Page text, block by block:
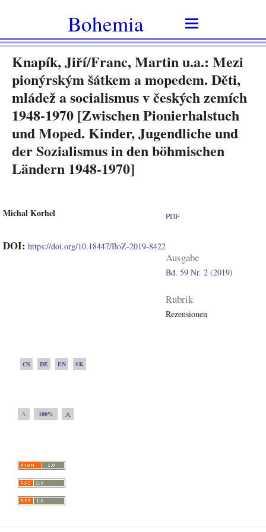
Bohemia
Knapík, Jiří/Franc, Martin u.a.: Mezi
pionýrským šátkem a mopedem. Děti,
mládež a socialismus v českých zemích
1948-1970 [Zwischen Pionierhalstuch
und Moped. Kinder, Jugendliche und
der Sozialismus in den böhmischen
Ländern 1948-1970]
Michal Korhel
DOI: https://doi.org/10.18447/BoZ-2019-8422
PDF
Ausgabe
Bd. 59 Nr. 2 (2019)
Rubrik
Rezensionen
CS DE EN SK
A 100% A